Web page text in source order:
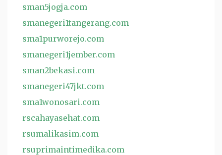
sman5jogja.com
smanegeri1tangerang.com
sma1purworejo.com
smanegeri1jember.com
sman2bekasi.com
smanegeri47jkt.com
sma1wonosari.com
rscahayasehat.com
rsumalikasim.com
rsuprimaintimedika.com